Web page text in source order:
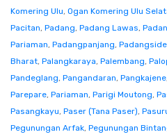
Komering Ulu, Ogan Komering Ulu
Pacitan, Padang, Padang Lawas,
Pariaman, Padangpanjang,
Bharat, Palangkaraya, Palembang,
Pandeglang, Pangandaran, Pangkajene
Parepare, Pariaman, Parigi Moutong,
Pasangkayu, Paser (Tana Paser),
Pegunungan Arfak, Pegunungan